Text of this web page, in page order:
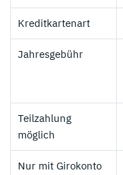
Kreditkartenart
Jahresgebühr
Teilzahlung
möglich
Nur mit Girokonto